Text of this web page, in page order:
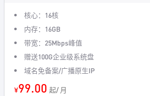
核心：16核
内存：16GB
带宽：25Mbps峰值
赠送100G企业级系统盘
域名免备案/广播原生IP
¥99.00 起/ 月